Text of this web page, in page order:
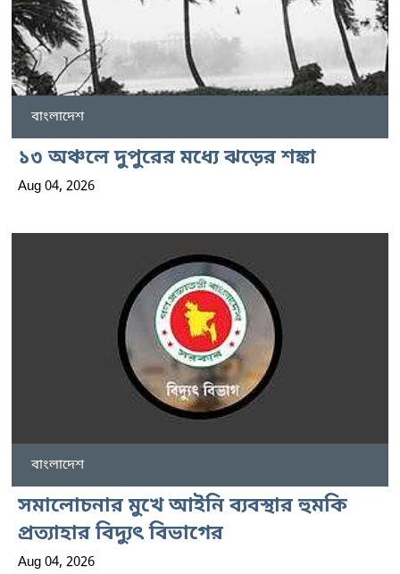
বাংলাদেশ
১৩ অঞ্চলে দুপুরের মধ্যে ঝড়ের শঙ্কা
Aug 04, 2026
বাংলাদেশ
সমালোচনার মুখে আইনি ব্যবস্থার হুমকি
প্রত্যাহার বিদ্যুৎ বিভাগের
Aug 04, 2026